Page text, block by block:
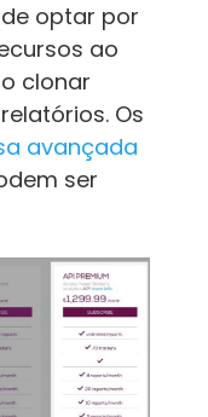
optar por
ao
clonar
Os
avançada
ser